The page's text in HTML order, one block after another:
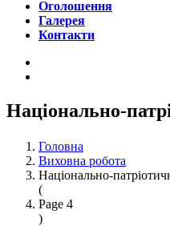
Оголошення
Галерея
Контакти
Національно-
Головна
Виховна робота
Національно-
(
Page 4
)